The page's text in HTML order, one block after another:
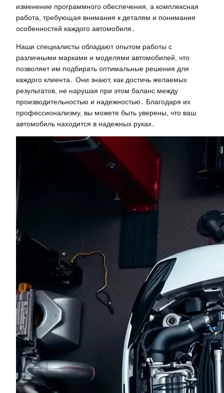
изменение программного обеспечения, а комплексная
работа, требующая внимания к деталям и понимания
особенностей каждого автомобиля․
Наши специалисты обладают опытом работы с
различными марками и моделями автомобилей, что
позволяет им подбирать оптимальные решения для
каждого клиента․ Они знают, как достичь желаемых
результатов, не нарушая при этом баланс между
производительностью и надежностью․ Благодаря их
профессионализму, вы можете быть уверены, что ваш
автомобиль находится в надежных руках․